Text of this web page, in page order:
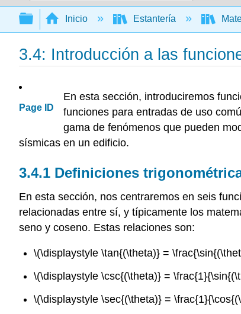
Buscar
Expandir/contraer jerarquía
Inicio Estantería
3.4: Introducción a las
Page ID
En esta sección, introduciremos
funciones para entradas de uso
gama de fenómenos que pueden
sísmicas en un edificio.
3.4.1 Definiciones
En esta sección, nos centraremos en seis
relacionadas entre sí, y típicamente los
seno y coseno. Estas relaciones son:
\(\displaystyle \tan{(\theta)} =
\(\displaystyle \csc{(\theta)} =
\(\displaystyle \sec{(\theta)} =